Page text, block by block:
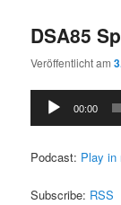
DSA85
Veröffentlicht am
Audio-
Player
00:00
Podcast: Play in
Subscribe: RSS